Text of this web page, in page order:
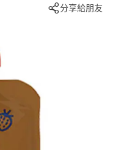
分享給朋友